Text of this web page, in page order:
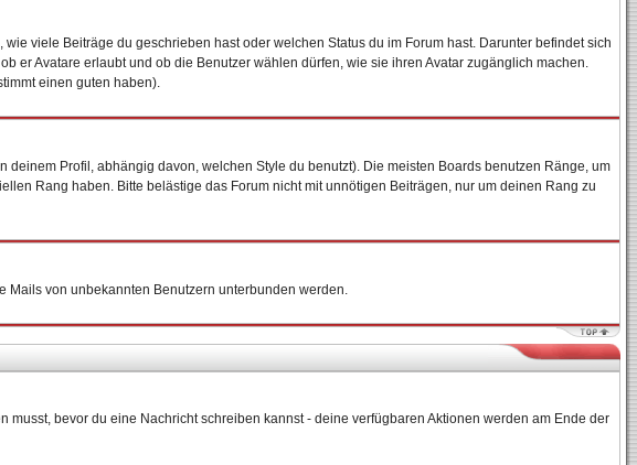
viele Beiträge du geschrieben hast oder welchen Status du im Forum hast. Darunter befindet sich
er Avatare erlaubt und ob die Benutzer wählen dürfen, wie sie ihren Avatar zugänglich machen.
einen guten haben).
Profil, abhängig davon, welchen Style du benutzt). Die meisten Boards benutzen Ränge, um
Rang haben. Bitte belästige das Forum nicht mit unnötigen Beiträgen, nur um deinen Rang zu
Mails von unbekannten Benutzern unterbunden werden.
bevor du eine Nachricht schreiben kannst - deine verfügbaren Aktionen werden am Ende der